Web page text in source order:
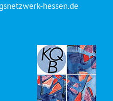
hessen.de